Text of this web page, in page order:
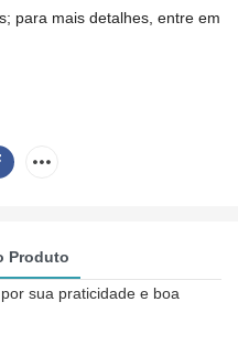
para mais detalhes, entre em
Produto
sua praticidade e boa